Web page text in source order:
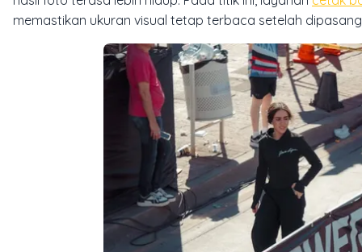
memastikan ukuran visual tetap terbaca setelah